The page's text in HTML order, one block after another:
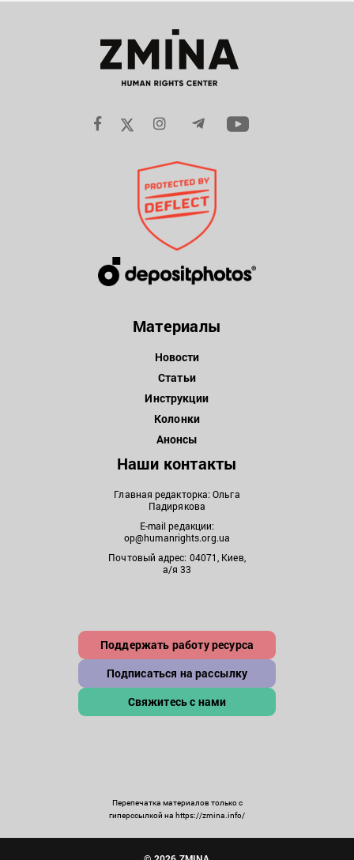
Материалы
Новости
Статьи
Инструкции
Колонки
Анонсы
Наши контакты
Главная редакторка: Ольга
Падирякова
E-mail редакции:
op@humanrights.org.ua
Почтовый адрес: 04071, Киев,
а/я 33
Поддержать работу ресурса
Подписаться на рассылку
Свяжитесь с нами
Перепечатка материалов только с
гиперссылкой на https://zmina.info/